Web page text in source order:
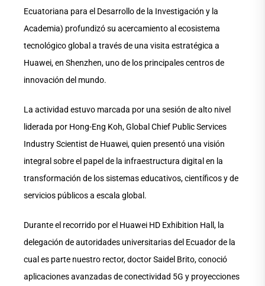
Ecuatoriana para el Desarrollo de la Investigación y la
Academia) profundizó su acercamiento al ecosistema
tecnológico global a través de una visita estratégica a
Huawei, en Shenzhen, uno de los principales centros de
innovación del mundo.
La actividad estuvo marcada por una sesión de alto nivel
liderada por Hong-Eng Koh, Global Chief Public Services
Industry Scientist de Huawei, quien presentó una visión
integral sobre el papel de la infraestructura digital en la
transformación de los sistemas educativos, científicos y de
servicios públicos a escala global.
Durante el recorrido por el Huawei HD Exhibition Hall, la
delegación de autoridades universitarias del Ecuador de la
cual es parte nuestro rector, doctor Saidel Brito, conoció
aplicaciones avanzadas de conectividad 5G y proyecciones